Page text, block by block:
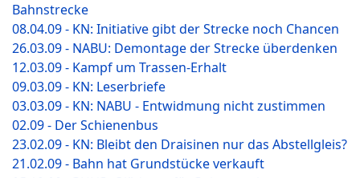
Bahnstrecke
08.04.09 - KN: Initiative gibt der Strecke noch Chancen
26.03.09 - NABU: Demontage der Strecke überdenken
12.03.09 - Kampf um Trassen-Erhalt
09.03.09 - KN: Leserbriefe
03.03.09 - KN: NABU - Entwidmung nicht zustimmen
02.09 - Der Schienenbus
23.02.09 - KN: Bleibt den Draisinen nur das Abstellgleis?
21.02.09 - Bahn hat Grundstücke verkauft